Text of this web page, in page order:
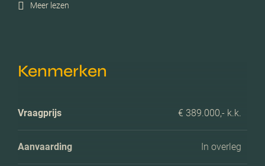
Meer lezen
Kenmerken
Vraagprijs € 389.000,- k.k.
Aanvaarding In overleg